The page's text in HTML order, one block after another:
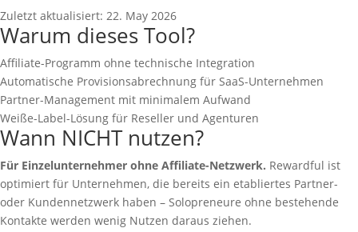
Zuletzt aktualisiert: 22. May 2026
Warum dieses Tool?
Affiliate-Programm ohne technische Integration
Automatische Provisionsabrechnung für SaaS-Unternehmen
Partner-Management mit minimalem Aufwand
Weiße-Label-Lösung für Reseller und Agenturen
Wann NICHT nutzen?
Für Einzelunternehmer ohne Affiliate-Netzwerk. Rewardful ist
optimiert für Unternehmen, die bereits ein etabliertes Partner-
oder Kundennetzwerk haben – Solopreneure ohne bestehende
Kontakte werden wenig Nutzen daraus ziehen.